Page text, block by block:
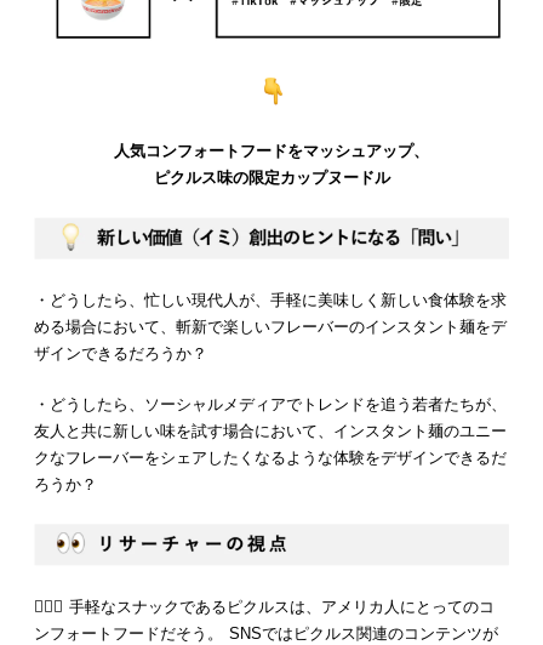
人気コンフォートフードをマッシュアップ、
ピクルス味の限定カップヌードル
・どうしたら、忙しい現代人が、手軽に美味しく新しい食体験を求
める場合において、斬新で楽しいフレーバーのインスタント麺をデ
ザインできるだろうか？
・どうしたら、ソーシャルメディアでトレンドを追う若者たちが、
友人と共に新しい味を試す場合において、インスタント麺のユニー
クなフレーバーをシェアしたくなるような体験をデザインできるだ
ろうか？
💁🏻‍♂️ 手軽なスナックであるピクルスは、アメリカ人にとってのコ
ンフォートフードだそう。 SNSではピクルス関連のコンテンツが